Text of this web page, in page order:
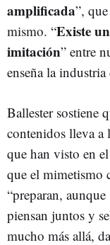
amplificada”,
mismo. “Existe
imitación” entre
enseña la
Ballester sostiene
contenidos lleva a
que han visto en
que el mimetismo
“preparan,
piensan juntos y
mucho más allá,